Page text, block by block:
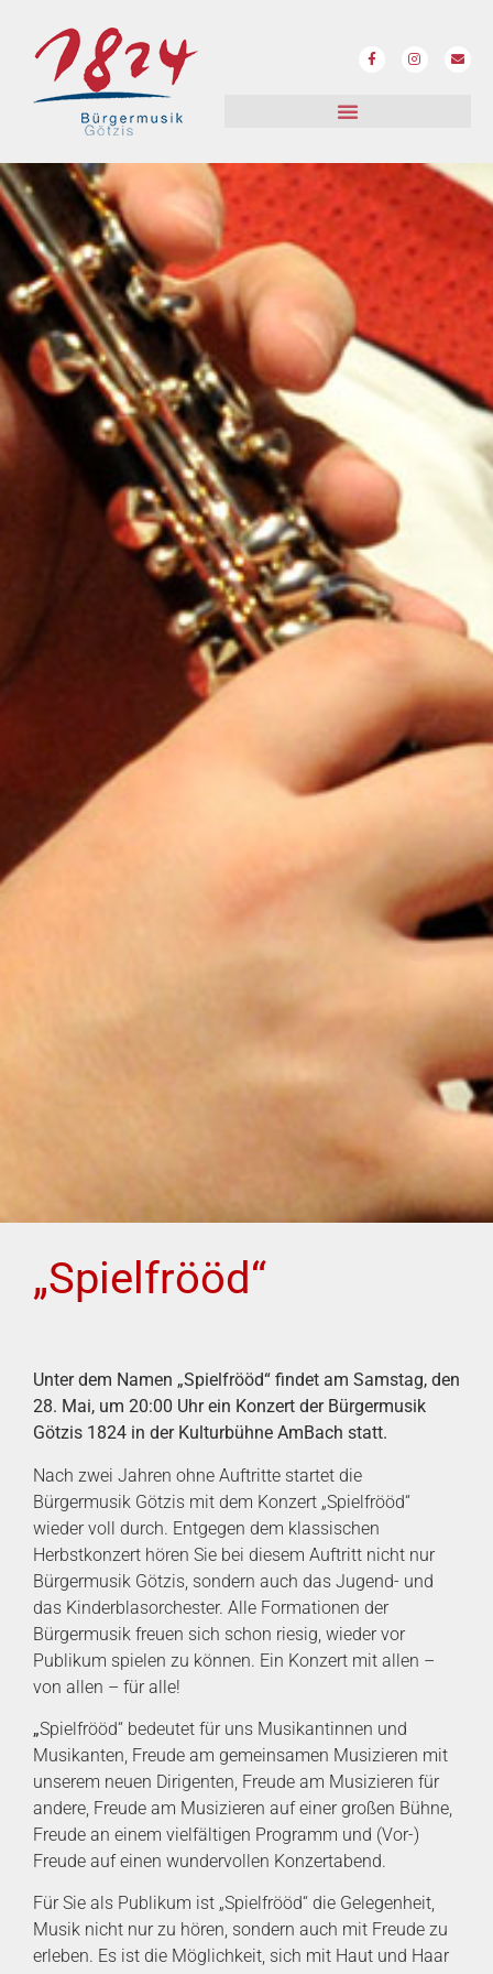
„Spielfrööd“
Unter dem Namen „Spielfrööd“ findet am Samstag, den
28. Mai, um 20:00 Uhrein Konzert der Bürgermusik
Götzis 1824 in der Kulturbühne AmBach statt.
Nach zwei Jahren ohne Auftritte startet die
Bürgermusik Götzis mit dem Konzert „Spielfrööd“
wieder voll durch. Entgegen dem klassischen
Herbstkonzert hören Sie bei diesem Auftritt nicht nur
Bürgermusik Götzis, sondern auch das Jugend- und
das Kinderblasorchester. Alle Formationen der
Bürgermusik freuen sich schon riesig, wieder vor
Publikum spielen zu können. Ein Konzert mit allen –
von allen – für alle!
„Spielfrööd“ bedeutet für uns Musikantinnen und
Musikanten, Freude am gemeinsamen Musizieren mit
unserem neuen Dirigenten, Freude am Musizieren für
andere, Freude am Musizieren auf einer großen Bühne,
Freude an einem vielfältigen Programm und (Vor-)
Freude auf einen wundervollen Konzertabend.
Für Sie als Publikum ist „Spielfrööd“ die Gelegenheit,
Musik nicht nur zu hören, sondern auch mit Freude zu
erleben. Es ist die Möglichkeit, sich mit Haut und Haar